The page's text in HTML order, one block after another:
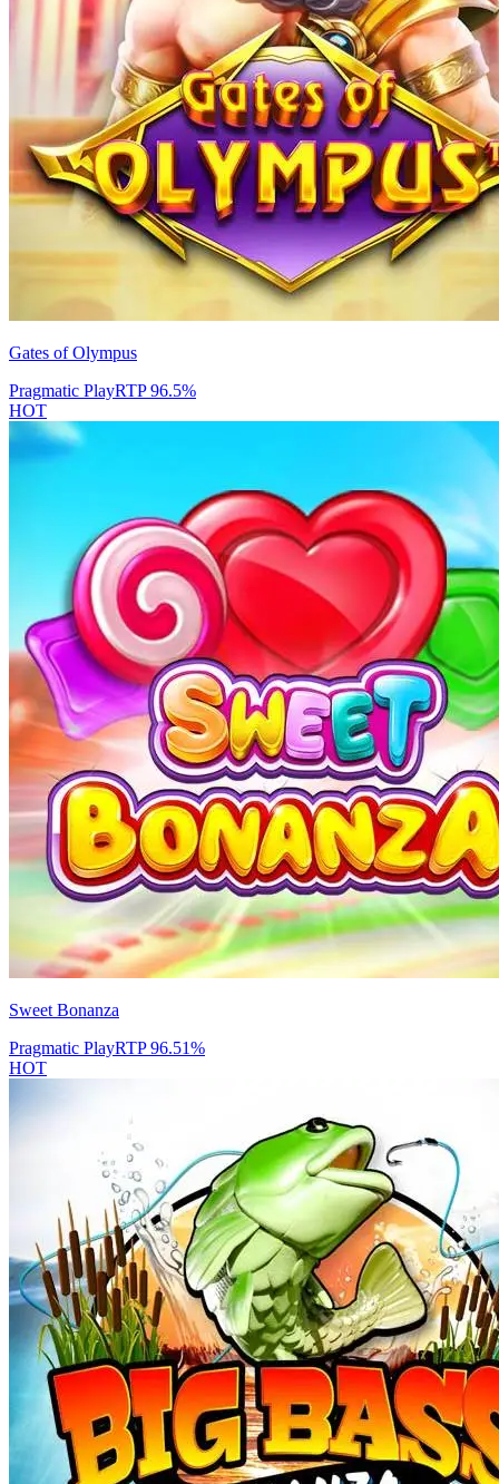
Gates of Olympus
Pragmatic PlayRTP96.5%
HOT
Sweet Bonanza
Pragmatic PlayRTP96.51%
HOT